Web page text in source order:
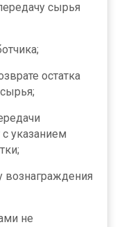
сырья
остатка
указанием
вознаграждения
не